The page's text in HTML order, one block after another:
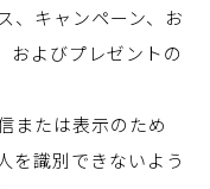
キャンペーン、お
およびプレゼントの
または表示のため
識別できないよう